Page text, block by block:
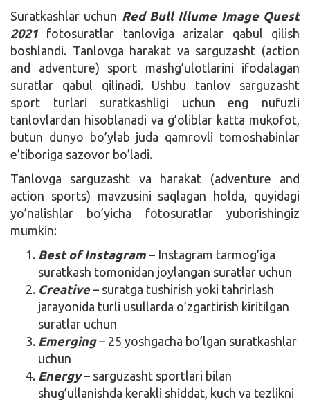
Suratkashlar uchun Red Bull Illume Image Quest
2021fotosuratlar tanloviga arizalar qabul qilish
boshlandi. Tanlovga harakat va sarguzasht (action
and adventure) sport mashg’ulotlarini ifodalagan
suratlar qabul qilinadi. Ushbu tanlov sarguzasht
sport turlari suratkashligi uchun eng nufuzli
tanlovlardan hisoblanadi va g’oliblar katta mukofot,
butun dunyo bo’ylab juda qamrovli tomoshabinlar
e’tiboriga sazovor bo’ladi.
Tanlovga sarguzasht va harakat (adventure and
action sports) mavzusini saqlagan holda, quyidagi
yo’nalishlar bo’yicha fotosuratlar yuborishingiz
mumkin:
Best of Instagram – Instagram tarmog’iga
suratkash tomonidan joylangan suratlar uchun
Creative– suratga tushirish yoki tahrirlash
jarayonida turli usullarda o’zgartirish kiritilgan
suratlar uchun
Emerging– 25 yoshgacha bo’lgan suratkashlar
uchun
Energy– sarguzasht sportlari bilan
shug’ullanishda kerakli shiddat, kuch va tezlikni